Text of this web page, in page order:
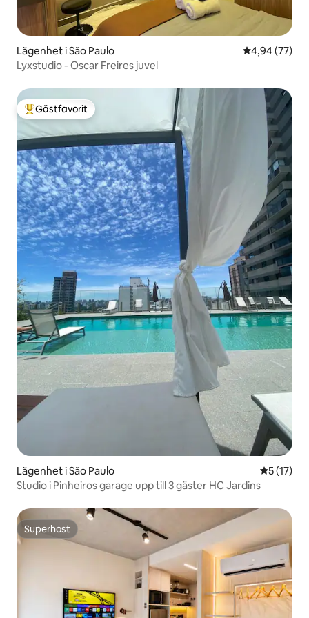
Lägenhet i São Paulo 4,94 av 5 i
4,94 (77)
Lyxstudio - Oscar Freires juvel
Populär gästfavorit
Gästfavorit
Lägenhet i São Paulo 5 av 5 i
5 (17)
Studio i Pinheiros garage upp till 3 gäster HC Jardins
Superhost
Superhost